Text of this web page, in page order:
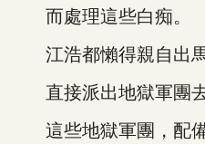
而處理這些白痴。
江浩都懶得親自出馬
直接派出地獄軍團去
這些地獄軍團，配備